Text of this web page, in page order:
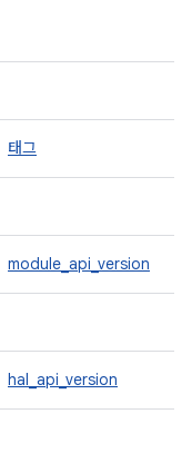
태그
module_api_version
hal_api_version